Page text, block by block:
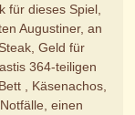
für dieses Spiel,
Augustiner, an
Geld für
364-teiligen
, Käsenachos,
einen